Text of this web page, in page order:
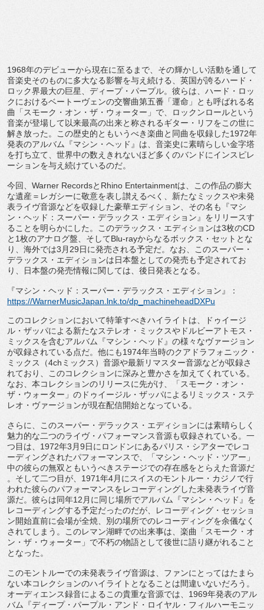
1968年のデビューから現在に至るまで、 その輝かしい活動を通して
音楽史そのものに多大なる影響を与え続ける、英国が誇るハード・
ロック界最大の巨星、ディープ・ パープル。彼らは、ハード・ ロッ
クにおけるベートーヴェンの交響曲第五番「運命」
とも呼ばれる名
曲「スモーク・オン・ザ・ウォーター」で、
ロックンロールという
音楽が登場して以来最高の出来と称されるギター・リフをこの世に
解き放った。
この歴史的ともいうべき楽曲と同曲を収録した1972年
発表のアルバム『マシン・ヘッド』は、 音楽史に素晴らしい金字塔
を打ち立て、 世界中の数えきれないほど多くのバンドにインスピレ
ーションを与え続けているのだ。
今回、Warner RecordsとRhino Entertainmentは、この作品の膨大
な遺産＝ レガシーに敬意を表し讃えるべく、 新たなミックスや未発
表ライヴ音源などを収録した豪華エディショ ン、その名も『マシ
ン・ヘッド：スーパー・デラックス・ エディション』をリリースす
ることを明らかにした。
このデラックス・エディションは3枚のCD
と1枚のアナログ盤、 そしてBlu-rayからなるボックス・セットとな
り、 海外では3月29日に発売される予定だ。なお、このスーパー・
デラックス・ エディションは日本盤としての発売も予定されてお
り、
日本盤の発売情報に関しては、後日発表となる。
『マシン・ヘッド：スーパー・デラックス・エディション』：
https://WarnerMusicJapan.lnk. to/dp_machineheadDXPu
このコレクションにおいて特筆すべきハイライトは、
ドゥイージ
ル・ザッパによる新たなステレオ・ ミックスやドルビーアトモス・
ミックスを含むアルバム『マシン・ ヘッド』の様々なヴァージョン
が収録されている点だ。 他にも1974年当時のクアドラフォニック・
ミックス（4chミックス） 音源や最新リマスター音源などが収録さ
れており、
このコレクションに深みと豊かさを加えてくれている。
なお、 本コレクションのリリースに先がけ、「スモーク・オン・
ザ・ ウォーター」のドゥイージル・ザッパによるリミックス・ ステ
レオ・ヴァージョンが現在配信開始となっている。
さらに、このスーパー・デラックス・ エディションには素晴らしく
魅力的な二つのライヴ・ パフォーマンス音源も収録されている。一
つ目は、 1972年3月9日にロンドンにあるパリス・ シアターでレコ
ーディングされたパフォーマンスで、「マシン・ ヘッド・ツアー」
中の彼らの無双ともいうべきステージでの存在感をとらえた音源だ
。そして二つ目が、1971年4月にスイスのモントルー・ カジノで行
われた彼らのパフォーマンスをレコーディングした未発表ライヴ音
源だ。彼らは同年12月に同じ場所でアルバム『マシン・ヘッド』を
レコーディングする予定だったのだが、
レコーディング・セッショ
ン開始直前に会場が全焼、 別の場所でのレコーディングを余儀なく
されてしまう。
このレマン湖畔での出来事は、楽曲「スモーク・オ
ン・ザ・ ウォーター」 で不朽の物語として後世に語り継がれること
となった。
このモントルーでの未発表ライヴ音源は、 ファンにとってはたまら
ない本コレクションのハイライトとなるこ とは間違いないだろう。
オーディエンス録音によるこの貴重な音源では、 1969年発表のアル
バム『ディープ・パープル・アンド・ ロイヤル・フィルハーモニッ